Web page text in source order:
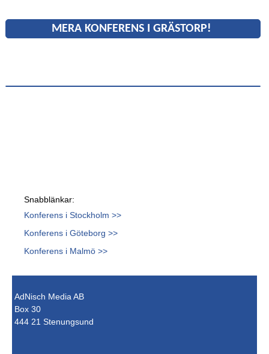
MERA KONFERENS I GRÄSTORP!
Snabblänkar:
Konferens i Stockholm >>
Konferens i Göteborg >>
Konferens i Malmö >>
AdNisch Media AB
Box 30
444 21 Stenungsund